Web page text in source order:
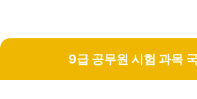
9급 공무원 시험 과목